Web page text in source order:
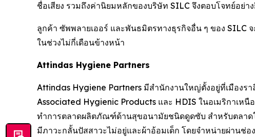
ชื่อเสียง รวมถึงค่านิยมหลักของบริษัท SILC จึงตอบโจทย์อย่าง
ลูกค้า ซัพพลายเออร์ และพันธมิตรทางธุรกิจอื่น ๆ ของ SILC
ในช่วงไม่กี่เดือนข้างหน้า
Attindas Hygiene Partners
Attindas Hygiene Partners มีสำนักงานใหญ่ตั้งอยู่ที่เมืองร
Associated Hygienic Products และ HDIS ในอเมริกาเห
ทำการตลาดผลิตภัณฑ์ด้านสุขอนามัยชนิดดูดซับ สำหรับตลา
มีภาวะกลั้นปัสสาวะไม่อยู่และผ้าอ้อมเด็ก โดยจำหน่ายผ่านช่